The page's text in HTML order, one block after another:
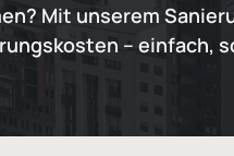
Mit unserem
– einfach,